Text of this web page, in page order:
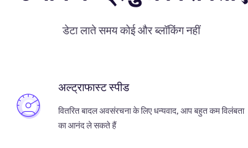
डेटा लाते समय कोई और ब्लॉकिंग नहीं
अल्ट्राफास्ट स्पीड
वितरित बादल अवसंरचना के लिए धन्यवाद, आप बहुत कम विलंबता
का आनंद ले सकते हैं